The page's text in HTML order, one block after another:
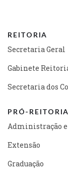
REITORIA
Secretaria Geral
Gabinete
Secretaria dos
PRÓ-
Administração
Extensão
Graduação